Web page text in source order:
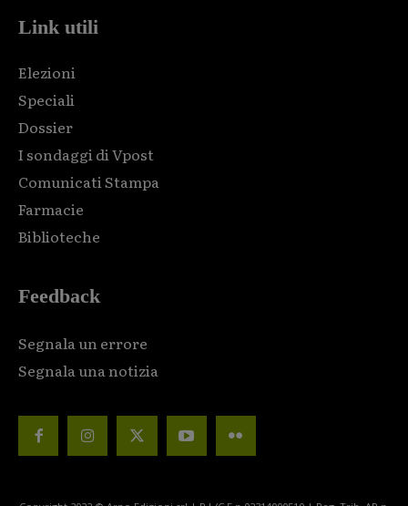
Link utili
Elezioni
Speciali
Dossier
I sondaggi di Vpost
Comunicati Stampa
Farmacie
Biblioteche
Feedback
Segnala un errore
Segnala una notizia